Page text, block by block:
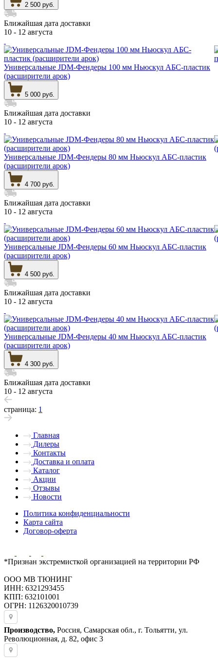
2 500 руб.
Ближайшая дата доставки
10 - 12 августа
Универсальные JDM-Фендеры 100 мм Ньюскул АБС-пластик
(расширители арок)
5 000 руб.
Ближайшая дата доставки
10 - 12 августа
Универсальные JDM-Фендеры 80 мм Ньюскул АБС-пластик
(расширители арок)
4 700 руб.
Ближайшая дата доставки
10 - 12 августа
Универсальные JDM-Фендеры 60 мм Ньюскул АБС-пластик
(расширители арок)
4 500 руб.
Ближайшая дата доставки
10 - 12 августа
Универсальные JDM-Фендеры 40 мм Ньюскул АБС-пластик
(расширители арок)
4 300 руб.
Ближайшая дата доставки
10 - 12 августа
страница: 1
Главная
Дилеры
Контакты
Доставка и оплата
Каталог
Акции
Отзывы
Новости
Политика конфиденциальности
Карта сайта
Договор-оферта
*Признан экстремисткой организацией на территории РФ
ООО МВ ТЮНИНГ
ИНН: 6321293455
КПП: 632101001
ОГРН: 1126320010739
Производство, Россия, Самарская обл., г. Тольятти, ул.
Революционная, д. 82, офис 3